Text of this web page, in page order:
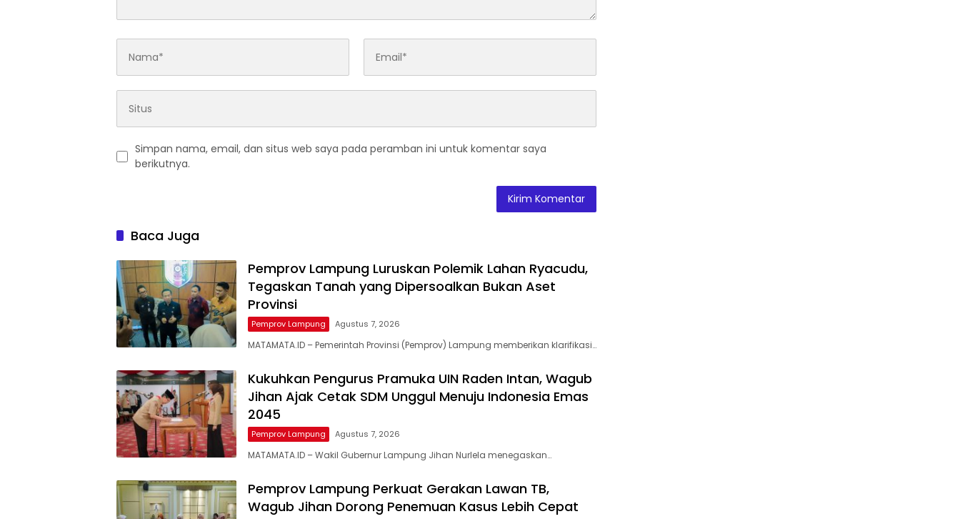
Simpan nama, email, dan situs web saya pada peramban ini untuk komentar saya
berikutnya.
Baca Juga
Pemprov Lampung Luruskan Polemik Lahan Ryacudu,
Tegaskan Tanah yang Dipersoalkan Bukan Aset
Provinsi
Pemprov Lampung Agustus 7, 2026
MATAMATA.ID – Pemerintah Provinsi (Pemprov) Lampung memberikan klarifikasi…
Kukuhkan Pengurus Pramuka UIN Raden Intan, Wagub
Jihan Ajak Cetak SDM Unggul Menuju Indonesia Emas
2045
Pemprov Lampung Agustus 7, 2026
MATAMATA.ID – Wakil Gubernur Lampung Jihan Nurlela menegaskan…
Pemprov Lampung Perkuat Gerakan Lawan TB,
Wagub Jihan Dorong Penemuan Kasus Lebih Cepat